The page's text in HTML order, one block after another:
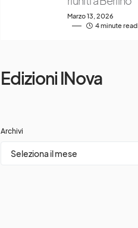
Marzo 13, 2026
4 minute read
Edizioni INova
Archivi